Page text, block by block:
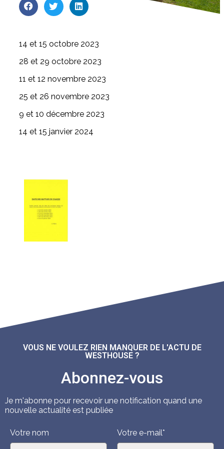
14 et 15 octobre 2023
28 et 29 octobre 2023
11 et 12 novembre 2023
25 et 26 novembre 2023
9 et 10 décembre 2023
14 et 15 janvier 2024
VOUS NE VOULEZ RIEN MANQUER DE L'ACTU DE
WESTHOUSE ?
Abonnez-vous
Je m'abonne pour recevoir une notification quand une
nouvelle actualité est publiée
Votre nom Votre e-mail*